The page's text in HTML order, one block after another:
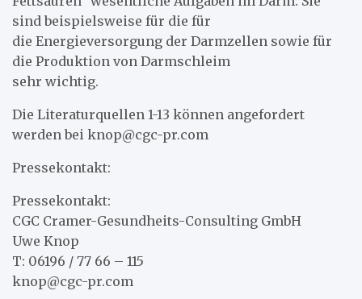
sind beispielsweise für die für
die Energieversorgung der Darmzellen sowie für
die Produktion von Darmschleim
sehr wichtig.
Die Literaturquellen 1-13 können angefordert
werden bei knop@cgc-pr.com
Pressekontakt:
Pressekontakt:
CGC Cramer-Gesundheits-Consulting GmbH
Uwe Knop
T: 06196 / 77 66 – 115
knop@cgc-pr.com